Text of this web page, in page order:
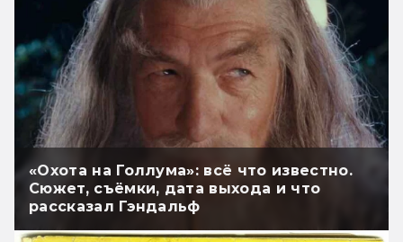
«Охота на Голлума»: всё что известно.
Сюжет, съёмки, дата выхода и что
рассказал Гэндальф